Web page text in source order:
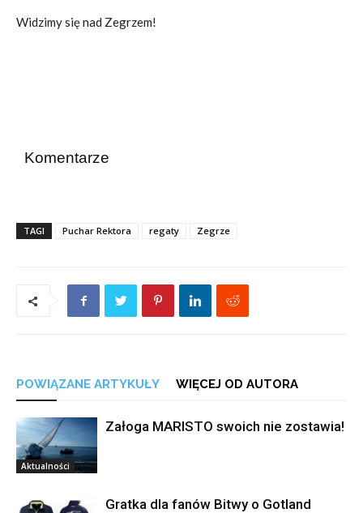
Widzimy się nad Zegrzem!
Komentarze
TAGI Puchar Rektora regaty Zegrze
POWIĄZANE ARTYKUŁY WIĘCEJ OD AUTORA
Aktualności
Załoga MARISTO swoich nie zostawia!
Gratka dla fanów Bitwy o Gotland